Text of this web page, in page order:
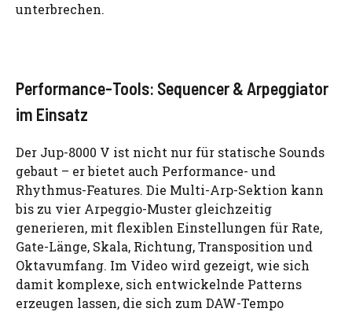
unterbrechen.
Performance-Tools: Sequencer & Arpeggiator
im Einsatz
Der Jup-8000 V ist nicht nur für statische Sounds
gebaut – er bietet auch Performance- und
Rhythmus-Features. Die Multi-Arp-Sektion kann
bis zu vier Arpeggio-Muster gleichzeitig
generieren, mit flexiblen Einstellungen für Rate,
Gate-Länge, Skala, Richtung, Transposition und
Oktavumfang. Im Video wird gezeigt, wie sich
damit komplexe, sich entwickelnde Patterns
erzeugen lassen, die sich zum DAW-Tempo